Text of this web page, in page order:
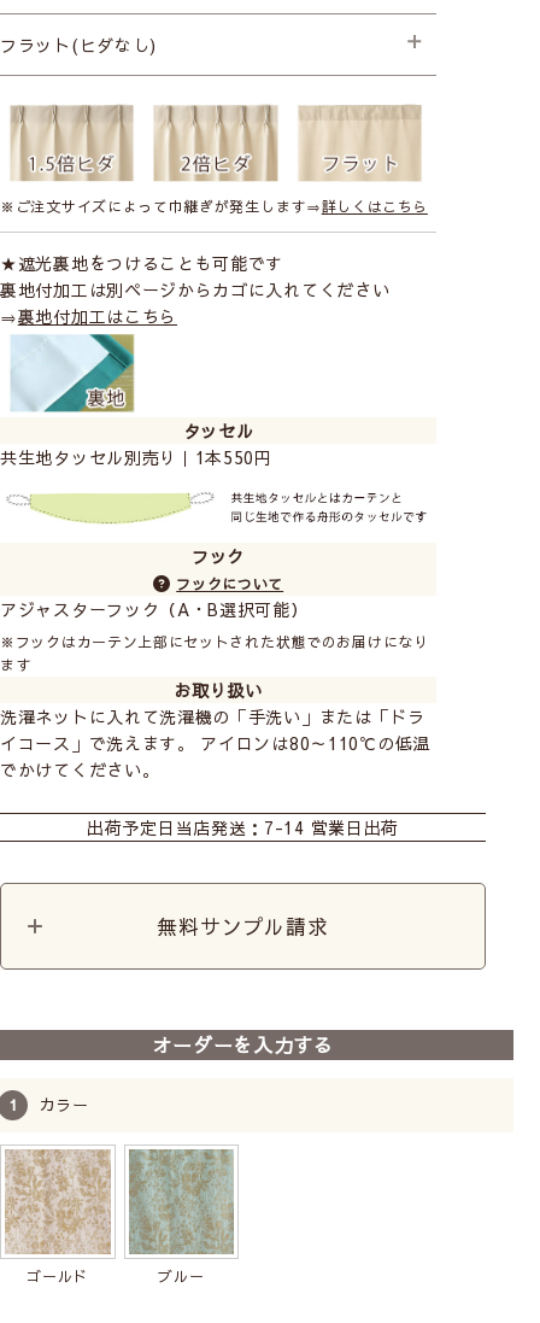
├プレミアム縫製+形状記憶(両開き) +1,980円
├プレミアム縫製
フラット(ヒダなし)
※ご注文サイズによって巾継ぎが発生します⇒詳しくはこちら
★遮光裏地をつけることも可能です
裏地付加工は別ページからカゴに入れてください
⇒裏地付加工はこちら
タッセル
共生地タッセル別売り｜1本550円
フック
フックについて
アジャスターフック（A・B選択可能）
※フックはカーテン上部にセットされた状態でのお届けになり
ます
お取り扱い
洗濯ネットに入れて洗濯機の「手洗い」または「ドラ
イコース」で洗えます。 アイロンは80～110℃の低温
でかけてください。
出荷予定日 当店発送：7-14 営業日出荷
無料サンプル請求
オーダーを入力する
カラー
ゴールド ブルー